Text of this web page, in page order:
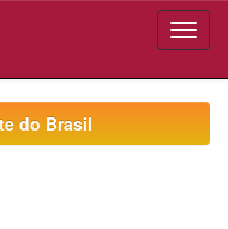
do Brasil